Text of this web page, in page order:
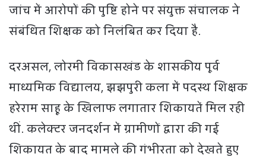
जांच में आरोपों की पुष्टि होने पर संयुक्त संचालक ने
संबंधित शिक्षक को निलंबित कर दिया है.
दरअसल, लोरमी विकासखंड के शासकीय पूर्व
माध्यमिक विद्यालय, झझपुरी कला में पदस्थ शिक्षक
हरेराम साहू के खिलाफ लगातार शिकायतें मिल रही
थीं. कलेक्टर जनदर्शन में ग्रामीणों द्वारा की गई
शिकायत के बाद मामले की गंभीरता को देखते हुए